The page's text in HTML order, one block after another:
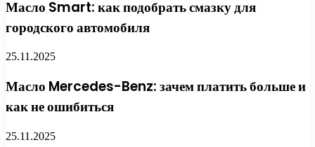
Масло Smart: как подобрать смазку для
городского автомобиля
25.11.2025
Масло Mercedes-Benz: зачем платить больше и
как не ошибиться
25.11.2025